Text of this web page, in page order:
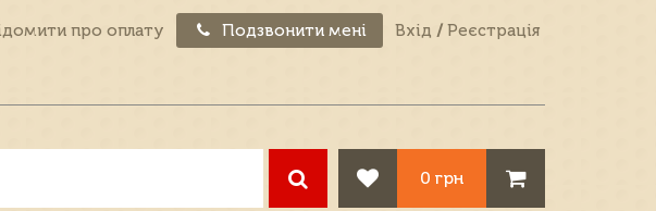
про оплату Подзвонити мені Вхід / Реєстрація
0 грн